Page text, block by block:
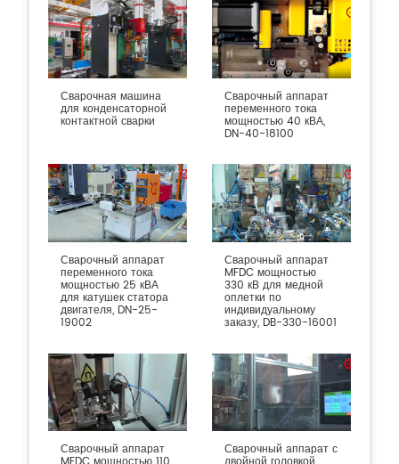
Сварочная машина
для конденсаторной
контактной сварки
Сварочный аппарат
переменного тока
мощностью 40 кВА,
DN-40-18100
Сварочный аппарат
переменного тока
мощностью 25 кВА
для катушек статора
двигателя, DN-25-
19002
Сварочный аппарат
MFDC мощностью
330 кВ для медной
оплетки по
индивидуальному
заказу, DB-330-16001
Сварочный аппарат Сварочный аппарат с